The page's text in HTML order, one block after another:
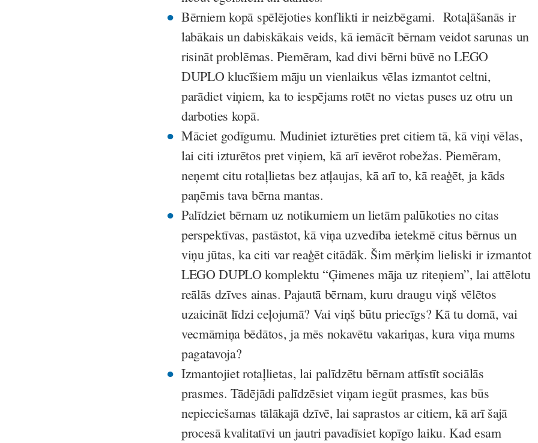
Bērniem kopā spēlējoties konflikti ir neizbēgami. Rotaļāšanās ir
labākais un dabiskākais veids, kā iemācīt bērnam veidot sarunas un
risināt problēmas. Piemēram, kad divi bērni būvē no LEGO
DUPLO klucīšiem māju un vienlaikus vēlas izmantot celtni,
parādiet viņiem, ka to iespējams rotēt no vietas puses uz otru un
darboties kopā.
Māciet godīgumu. Mudiniet izturēties pret citiem tā, kā viņi vēlas,
lai citi izturētos pret viņiem, kā arī ievērot robežas. Piemēram,
neņemt citu rotaļlietas bez atļaujas, kā arī to, kā reaģēt, ja kāds
paņēmis tava bērna mantas.
Palīdziet bērnam uz notikumiem un lietām palūkoties no citas
perspektīvas, pastāstot, kā viņa uzvedība ietekmē citus bērnus un
viņu jūtas, ka citi var reaģēt citādāk. Šim mērķim lieliski ir izmantot
LEGO DUPLO komplektu “Ģimenes māja uz riteņiem”, lai attēlotu
reālās dzīves ainas. Pajautā bērnam, kuru draugu viņš vēlētos
uzaicināt līdzi ceļojumā? Vai viņš būtu priecīgs? Kā tu domā, vai
vecmāmiņa bēdātos, ja mēs nokavētu vakariņas, kura viņa mums
pagatavoja?
Izmantojiet rotaļlietas, lai palīdzētu bērnam attīstīt sociālās
prasmes. Tādējādi palīdzēsiet viņam iegūt prasmes, kas būs
nepieciešamas tālākajā dzīvē, lai saprastos ar citiem, kā arī šajā
procesā kvalitatīvi un jautri pavadīsiet kopīgo laiku. Kad esam